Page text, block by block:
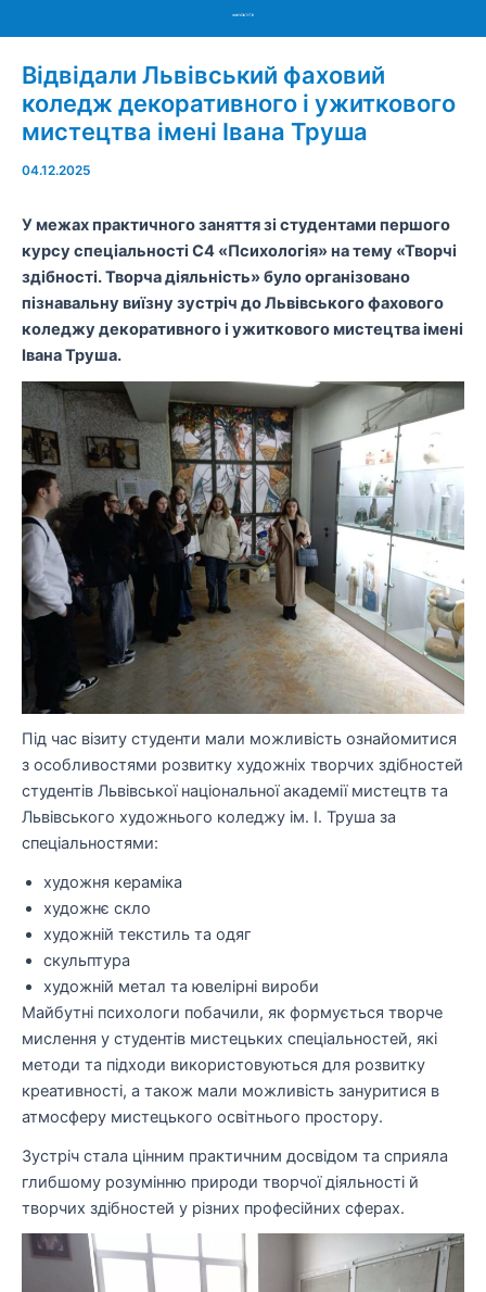
Menu
Відвідали Львівський фаховий
коледж декоративного і ужиткового
мистецтва імені Івана Труша
04.12.2025
У межах практичного заняття зі студентами першого
курсу спеціальності С4 «Психологія» на тему «Творчі
здібності. Творча діяльність» було організовано
пізнавальну виїзну зустріч до Львівського фахового
коледжу декоративного і ужиткового мистецтва імені
ІванаТруша.
Під час візиту студенти мали можливість ознайомитися
з особливостями розвитку художніх творчих здібностей
студентів Львівської національної академії мистецтв та
Львівського художнього коледжу ім. І. Труша за
спеціальностями:
художня кераміка
художнє скло
художній текстиль та одяг
скульптура
художній метал та ювелірні вироби
Майбутні психологи побачили, як формується творче
мислення у студентів мистецьких спеціальностей, які
методи та підходи використовуються для розвитку
креативності, а також мали можливість зануритися в
атмосферу мистецького освітнього простору.
Зустріч стала цінним практичним досвідом та сприяла
глибшому розумінню природи творчої діяльності й
творчих здібностей у різних професійних сферах.